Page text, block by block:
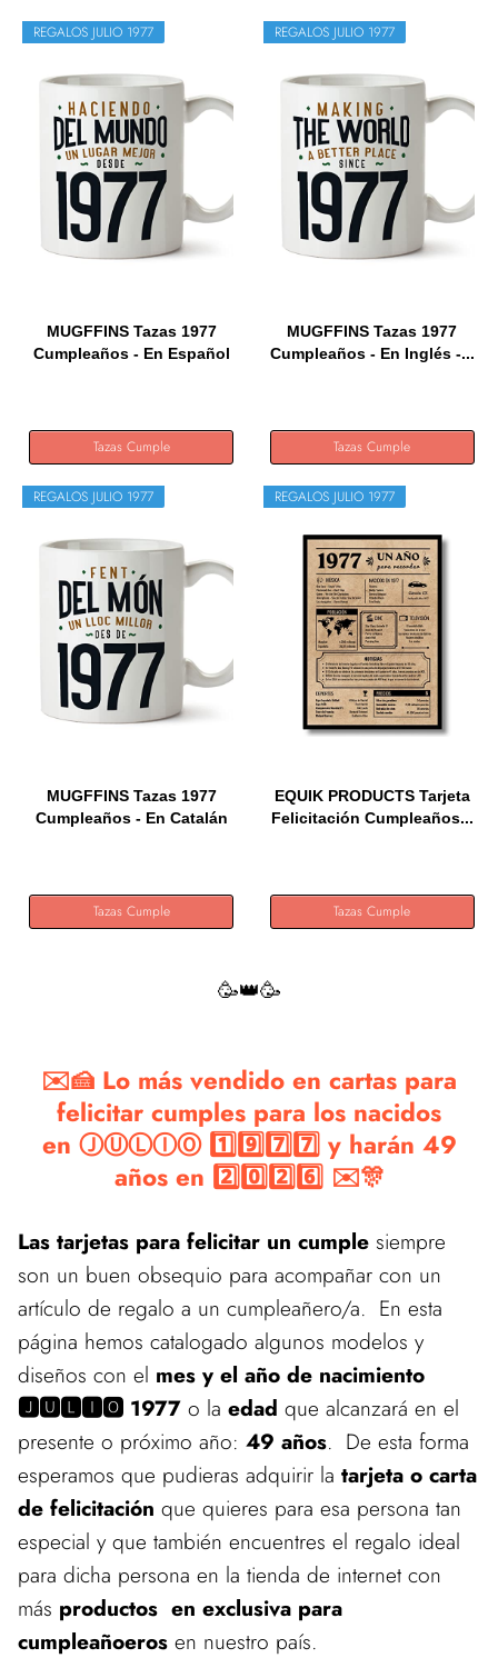
REGALOS JULIO 1977
MUGFFINS Tazas 1977
Cumpleaños - En Español
Tazas Cumple
REGALOS JULIO 1977
MUGFFINS Tazas 1977
Cumpleaños - En Inglés -...
Tazas Cumple
REGALOS JULIO 1977
MUGFFINS Tazas 1977
Cumpleaños - En Catalán
Tazas Cumple
REGALOS JULIO 1977
EQUIK PRODUCTS Tarjeta
Felicitación Cumpleaños...
Tazas Cumple
🥳👑🥳
✉️🍰 Lo más vendido en cartas para
felicitar cumples para los nacidos
en ⒿⓊⓁⒾⓄ 1️⃣9️⃣7️⃣7️⃣ y harán 49
años en 2️⃣0️⃣2️⃣6️⃣ ✉️🎊
Las tarjetas para felicitar un cumple siempre
son un buen obsequio para acompañar con un
artículo de regalo a un cumpleañero/a. En esta
página hemos catalogado algunos modelos y
diseños con el mes y el año de nacimiento
🅹🆄🅻🅸🅾 1977 o la edad que alcanzará en el
presente o próximo año: 49 años. De esta forma
esperamos que pudieras adquirir la tarjeta o carta
de felicitación que quieres para esa persona tan
especial y que también encuentres el regalo ideal
para dicha persona en la tienda de internet con
más productos en exclusiva para
cumpleañoeros en nuestro país.